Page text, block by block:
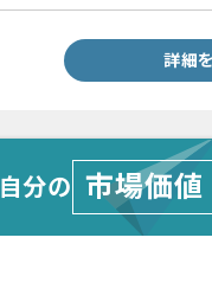
詳細
自分の 市場価値